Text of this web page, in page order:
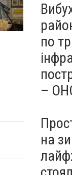
по
–
на